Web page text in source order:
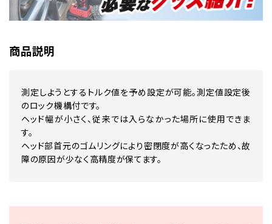
商品説明
測定しようとするトルク値を予め設定が可能。測定値設定後
のロック機構付です。
ヘッド幅が小さく、従来では入らなかった場所に使用できま
す。
ヘッド部首元のゴムリングにより密閉度が高くなったため、故
障の原因が少なく高精度が保てます。